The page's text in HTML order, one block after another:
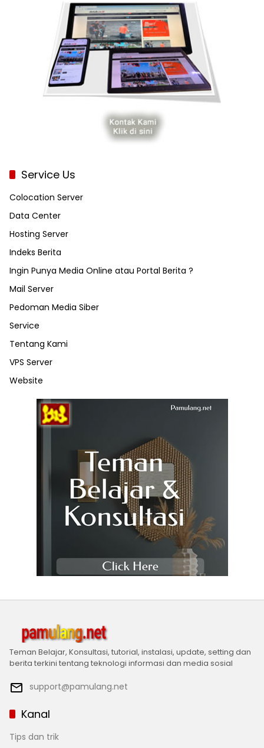
Service Us
Colocation Server
Data Center
Hosting Server
Indeks Berita
Ingin Punya Media Online atau Portal Berita ?
Mail Server
Pedoman Media Siber
Service
Tentang Kami
VPS Server
Website
Teman Belajar, Konsultasi, tutorial, instalasi, update, setting dan
berita terkini tentang teknologi informasi dan media sosial
support@pamulang.net
Kanal
Tips dan trik